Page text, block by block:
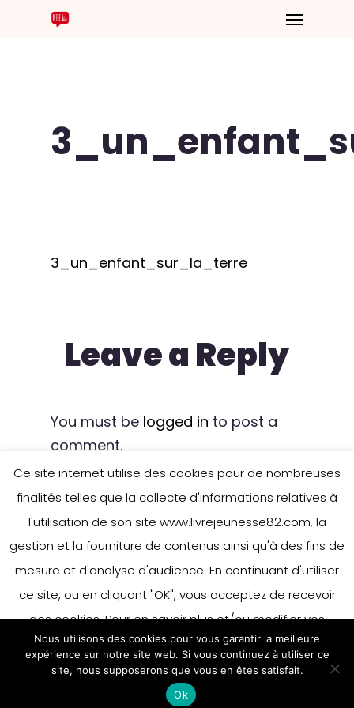
3_un_enfant_sur_la_terre
Leave a Reply
You must be logged in to post a
comment.
Ce site internet utilise des cookies pour de nombreuses
finalités telles que la collecte d'informations relatives à
l'utilisation de son site www.livrejeunesse82.com, la
gestion et la fourniture de contenus ainsi qu'à des fins de
mesure et d'analyse d'audience. En continuant d'utiliser
ce site, ou en cliquant "OK", vous acceptez de recevoir
des cookies. Pour en savoir plus et/ou modifier vos
préférences en matière de cookies, merci de vous référer
à notre politique sur les cookies.
Accepter
En savoir plus
Nous utilisons des cookies pour vous garantir la meilleure
expérience sur notre site web. Si vous continuez à utiliser ce
site, nous supposerons que vous en êtes satisfait.
Ok